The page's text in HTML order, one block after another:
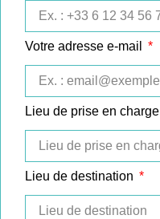
Votre adresse e-mail
Lieu de prise en charge
Lieu de destination